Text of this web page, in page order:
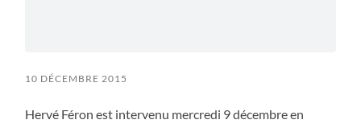
10 DÉCEMBRE 2015
Hervé Féron est intervenu mercredi 9 décembre en